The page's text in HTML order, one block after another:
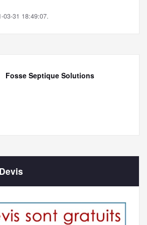
03-31 18:49:07.
Fosse Septique Solutions